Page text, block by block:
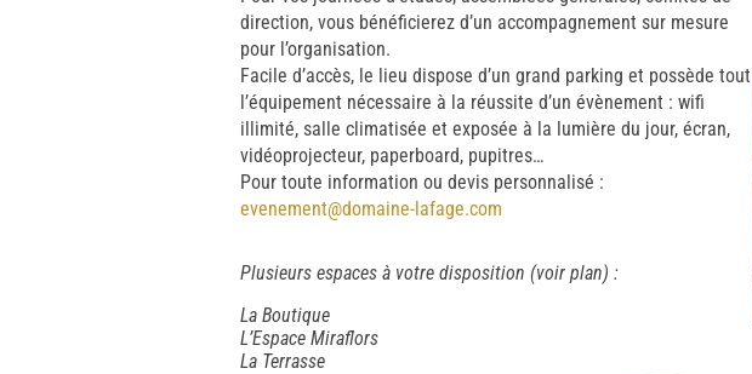
direction, vous bénéficierez d’un accompagnement sur mesure
pour l’organisation.
Facile d’accès, le lieu dispose d’un grand parking et possède tout
l’équipement nécessaire à la réussite d’un évènement : wifi
illimité, salle climatisée et exposée à la lumière du jour, écran,
vidéoprojecteur, paperboard, pupitres…
Pour toute information ou devis personnalisé :
evenement@domaine-lafage.com
Plusieurs espaces à votre disposition (voir plan) :
La Boutique
L’Espace Miraflors
La Terrasse